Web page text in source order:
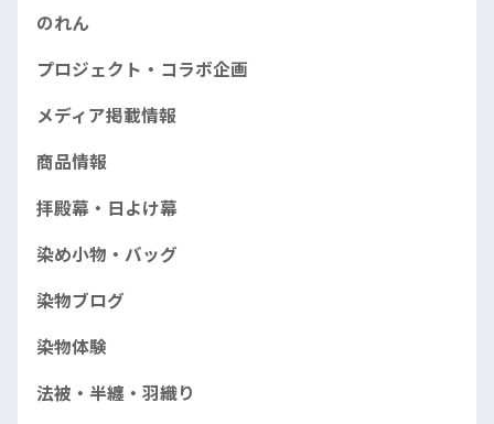
のれん
プロジェクト・コラボ企画
メディア掲載情報
商品情報
拝殿幕・日よけ幕
染め小物・バッグ
染物ブログ
染物体験
法被・半纏・羽織り